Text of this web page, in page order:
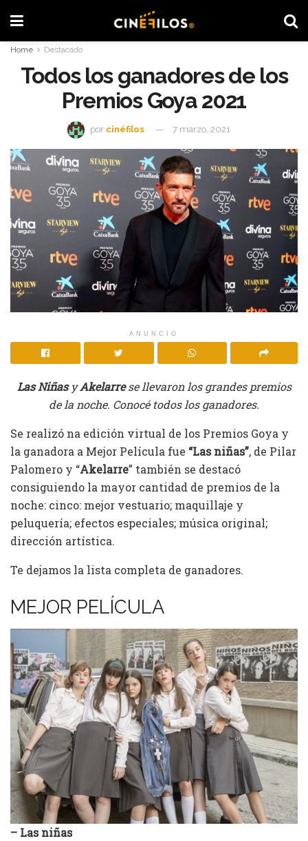
Home Destacado
Todos los ganadores de los
Premios Goya 2021
por cinéfilos 7 marzo, 2021
ANUNCIO
Las NiñasyAkelarrese llevaron los grandes premios
de la noche. Conocé todos los ganadores.
Se realizó na edición virtual de los Premios Goya y
la ganadora a Mejor Película fue “Las niñas”, de Pilar
Palomero y “Akelarre” también se destacó
consiguiendo la mayor cantidad de premios de la
noche: cinco: mejor vestuario; maquillaje y
peluquería; efectos especiales; música original;
dirección artística.
Te dejamos la lista completa de ganadores.
MEJOR PELÍCULA
– Las niñas